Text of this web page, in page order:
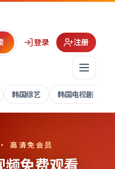
登录 注册
韩国综艺 韩国电视剧
高清免会员
频免费观看